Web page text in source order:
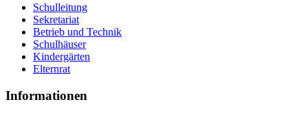
Schulleitung
Sekretariat
Betrieb und Technik
Schulhäuser
Kindergärten
Elternrat
Informationen